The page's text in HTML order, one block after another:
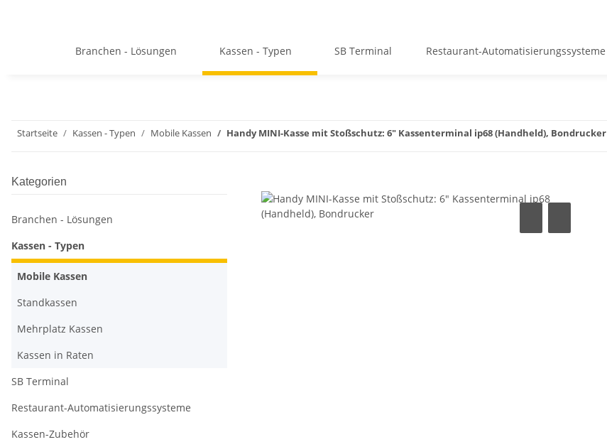
Branchen - Lösungen Kassen - Typen SB Terminal Restaurant-Automatisierungssysteme
Startseite Kassen - Typen Mobile Kassen Handy MINI-Kasse mit Stoßschutz: 6" Kassenterminal ip68 (Handheld), Bondrucker
Kategorien
Branchen - Lösungen
Kassen - Typen
Mobile Kassen
Standkassen
Mehrplatz Kassen
Kassen in Raten
SB Terminal
Restaurant-Automatisierungssysteme
Kassen-Zubehör